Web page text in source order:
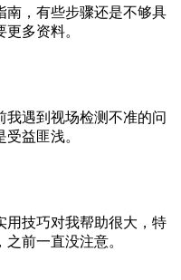
南，有些步骤还是不够具
多资料。
我遇到视场检测不准的问
益匪浅。
用技巧对我帮助很大，特
前一直没注意。